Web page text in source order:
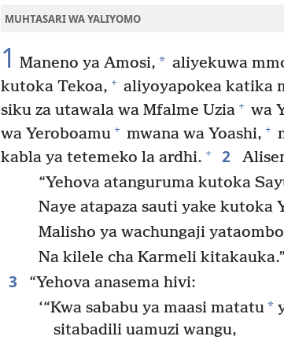
MUHTASARI WA YALIYOMO
1 Maneno ya Amosi, * aliyekuwa
kutoka Tekoa, + aliyoyapokea katika
siku za utawala wa Mfalme Uzia + wa
wa Yeroboamu + mwana wa Yoashi, +
kabla ya tetemeko la ardhi. + 2
“Yehova atanguruma kutoka
Naye atapaza sauti yake kutoka
Malisho ya wachungaji
Na kilele cha Karmeli kitakauka.”
3
“Yehova anasema hivi:
‘“Kwa sababu ya maasi matatu*
sitabadili uamuzi wangu,